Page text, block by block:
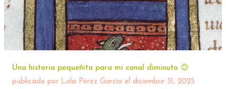
Una historia pequeñita para mi canal diminuto 😊
publicado por Lola Pérez García el diciembre 31, 2025